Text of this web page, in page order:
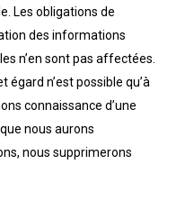
Les obligations de
des informations
n’en sont pas affectées.
n’est possible qu’à
connaissance d’une
nous aurons
nous supprimerons